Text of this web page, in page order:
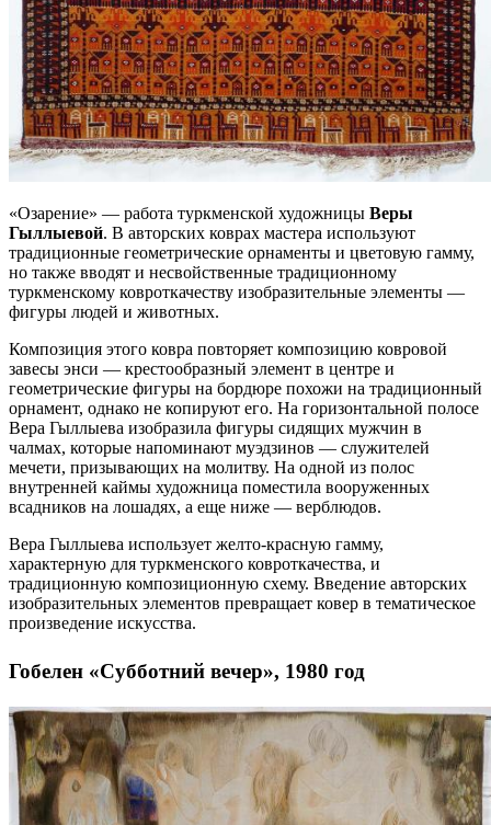
«Озарение» — работа туркменской художницы Веры
Гыллыевой. В авторских коврах мастера используют
традиционные геометрические орнаменты и цветовую гамму,
но также вводят и несвойственные традиционному
туркменскому ковроткачеству изобразительные элементы —
фигуры людей и животных.
Композиция этого ковра повторяет композицию ковровой
завесы энси — крестообразный элемент в центре и
геометрические фигуры на бордюре похожи на традиционный
орнамент, однако не копируют его. На горизонтальной полосе
Вера Гыллыева изобразила фигуры сидящих мужчин в
чалмах, которые напоминают муэдзинов — служителей
мечети, призывающих на молитву. На одной из полос
внутренней каймы художница поместила вооруженных
всадников на лошадях, а еще ниже — верблюдов.
Вера Гыллыева использует желто-красную гамму,
характерную для туркменского ковроткачества, и
традиционную композиционную схему. Введение авторских
изобразительных элементов превращает ковер в тематическое
произведение искусства.
Гобелен «Субботний вечер», 1980 год